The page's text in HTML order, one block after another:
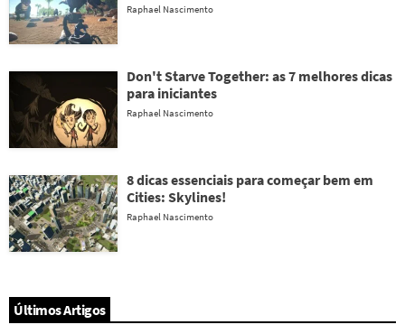
Raphael Nascimento
Don't Starve Together: as 7 melhores dicas
para iniciantes
Raphael Nascimento
8 dicas essenciais para começar bem em
Cities: Skylines!
Raphael Nascimento
Últimos Artigos